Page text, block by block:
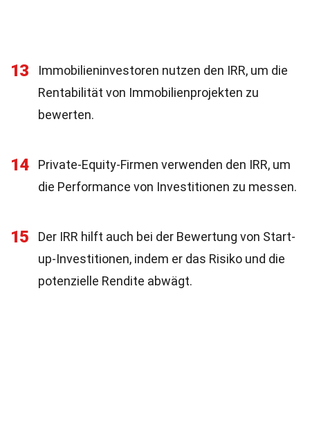
13
Immobilieninvestoren nutzen den IRR, um die
Rentabilität von Immobilienprojekten zu
bewerten.
14
Private-Equity-Firmen verwenden den IRR, um
die Performance von Investitionen zu messen.
15
Der IRR hilft auch bei der Bewertung von Start-
up-Investitionen, indem er das Risiko und die
potenzielle Rendite abwägt.